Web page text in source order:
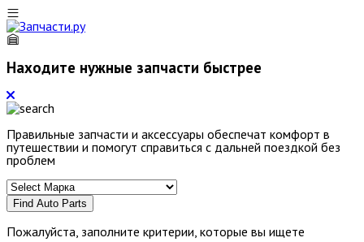
Находите нужные запчасти быстрее
Правильные запчасти и аксессуары обеспечат комфорт в
путешествии и помогут справиться с дальней поездкой без
проблем
Find Auto Parts
Пожалуйста, заполните критерии, которые вы ищете